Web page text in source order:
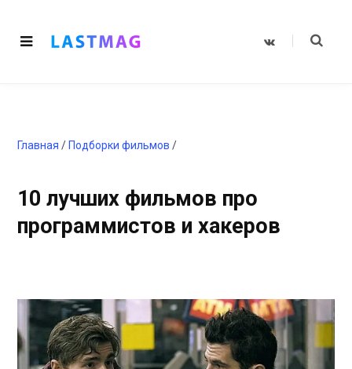
V
Главная / Подборки фильмов /
10 лучших фильмов про
программистов и хакеров